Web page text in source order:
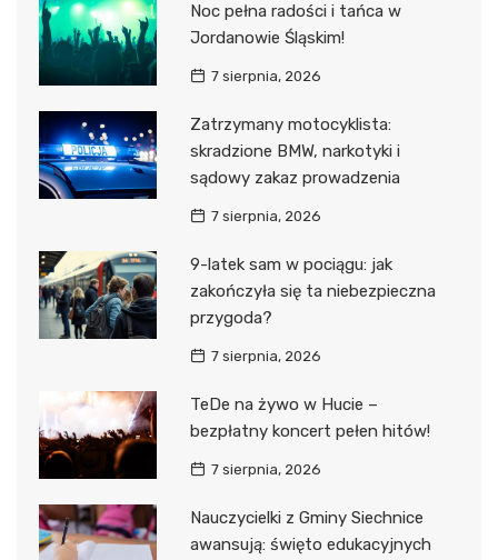
Noc pełna radości i tańca w
Jordanowie Śląskim!
7 sierpnia, 2026
Zatrzymany motocyklista:
skradzione BMW, narkotyki i
sądowy zakaz prowadzenia
7 sierpnia, 2026
9-latek sam w pociągu: jak
zakończyła się ta niebezpieczna
przygoda?
7 sierpnia, 2026
TeDe na żywo w Hucie –
bezpłatny koncert pełen hitów!
7 sierpnia, 2026
Nauczycielki z Gminy Siechnice
awansują: święto edukacyjnych